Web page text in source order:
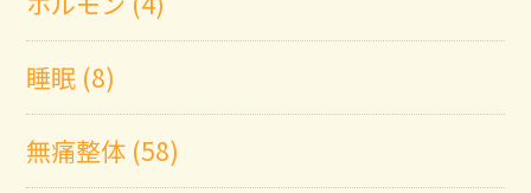
睡眠 (8)
無痛整体 (58)